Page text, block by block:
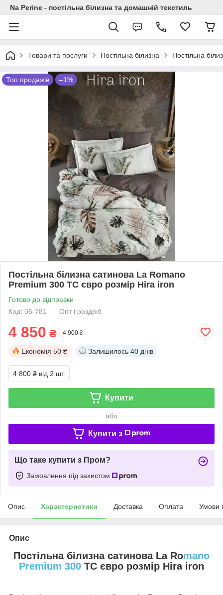
Na Perine - постільна білизна та домашній текстиль
Товари та послуги Постільна білизна Постільна
Топ продажів –1%
Постільна білизна сатинова La Romano
Premium 300 TC євро розмір Hira iron
Готово до відправки
Код: 06-781
Опт і роздріб
4 850 ₴ 4 900 ₴
Економія 50 ₴ Залишилось 40 днів
4 800 ₴ від 2 шт.
Купити
або
Купити з
Що таке купити з Пром?
Замовлення під захистом
Опис Характеристики Доставка Оплата Умови
Опис
Постільна білизна сатинова La Romano
Premium 300 TC євро розмір Hira iron